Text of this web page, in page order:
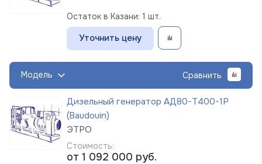
Остаток в Казани: 1 шт.
Уточнить цену
Модель Сравнить
Дизельный генератор АД80-Т400-1Р
(Baudouin)
ЭТРО
Стоимость:
от 1 092 000 руб.